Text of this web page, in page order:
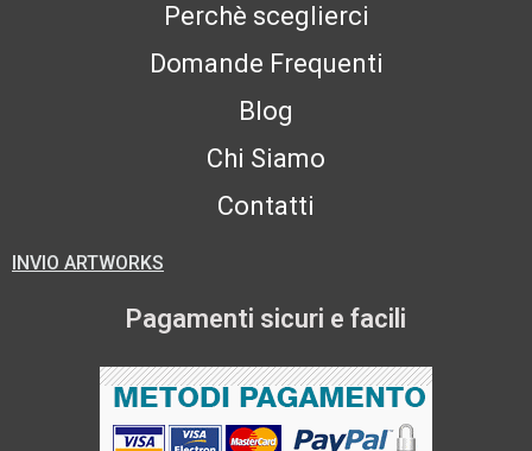
Perchè sceglierci
Domande Frequenti
Blog
Chi Siamo
Contatti
INVIO ARTWORKS
Pagamenti sicuri e facili